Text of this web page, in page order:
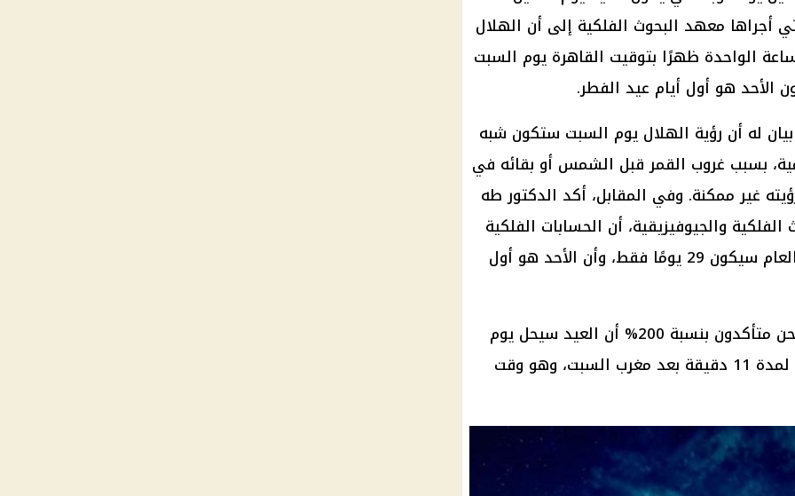
أجراها معهد البحوث الفلكية إلى أن الهلال
الواحدة ظهرًا بتوقيت القاهرة يوم السبت
له أن رؤية الهلال يوم السبت ستكون شبه
بسبب غروب القمر قبل الشمس أو بقائه في
غير ممكنة. وفي المقابل، أكد الدكتور طه
والجيوفيزيقية، أن الحسابات الفلكية
الدقيقة تشير إلى أن رمضان هذا العام سيكون 29 يومًا فقط، وأن الأحد هو أول
وقال الدكتور رابح في تصريحاته: "نحن متأكدون بنسبة 200% أن العيد سيحل يوم
الأحد، لأن القمر سيبقى في الأفق لمدة 11 دقيقة بعد مغرب السبت، وهو وقت